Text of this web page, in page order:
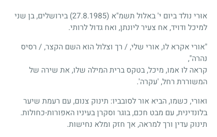
אוּרי נולד ביום י' באלול תשמ"א (27.8.1985)
בירושלים, בן שני
למיכל ודויד, אח צעיר ליונתן, ואח גדול לרותי.
"אורי אקרא לו, אורי שלי, / רך וצלול הוא השם הקצר, / רסיס
נהרה",
קראה לו אמו, מיכל, בטקס ברית המילה שלו, את שירה של
המשוררת רחל, 'עקרה'.
ואורי, כשמו, הביא אור לסובביו: תינוק צנום, עם רעמת שיער
בלונדינית, עם מבט חכם, בוגר וסקרן בעיניו האפורות-כחולות.
תינוק עדין ורך למראה, אך חזק ומלא נחישות.